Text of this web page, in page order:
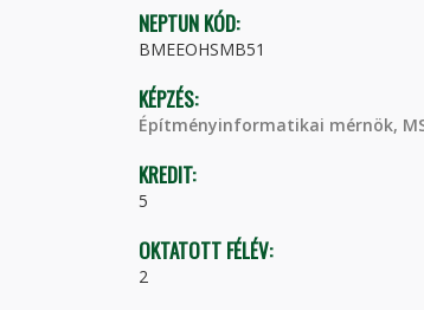
NEPTUN KÓD:
BMEEOHSMB51
KÉPZÉS:
Építményinformatikai mérnök,
KREDIT:
5
OKTATOTT FÉLÉV:
2